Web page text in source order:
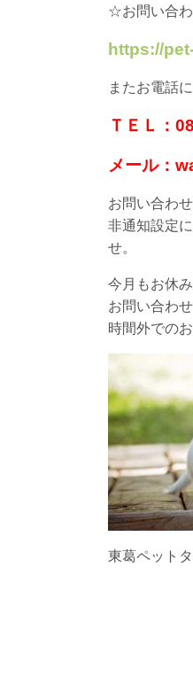
☆お問い合
https://
またお電話
ＴＥＬ：
メール：
お問い合わ
非通知設定
せ。
今月もお休
お問い合わ
時間外での
東葛ペット